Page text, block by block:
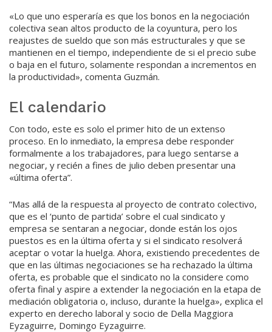
«Lo que uno esperaría es que los bonos en la negociación
colectiva sean altos producto de la coyuntura, pero los
reajustes de sueldo que son más estructurales y que se
mantienen en el tiempo, independiente de si el precio sube
o baja en el futuro, solamente respondan a incrementos en
la productividad», comenta Guzmán.
El calendario
Con todo, este es solo el primer hito de un extenso
proceso. En lo inmediato, la empresa debe responder
formalmente a los trabajadores, para luego sentarse a
negociar, y recién a fines de julio deben presentar una
«última oferta”.
“Mas allá de la respuesta al proyecto de contrato colectivo,
que es el ‘punto de partida’ sobre el cual sindicato y
empresa se sentaran a negociar, donde están los ojos
puestos es en la última oferta y si el sindicato resolverá
aceptar o votar la huelga. Ahora, existiendo precedentes de
que en las últimas negociaciones se ha rechazado la última
oferta, es probable que el sindicato no la considere como
oferta final y aspire a extender la negociación en la etapa de
mediación obligatoria o, incluso, durante la huelga», explica el
experto en derecho laboral y socio de Della Maggiora
Eyzaguirre, Domingo Eyzaguirre.